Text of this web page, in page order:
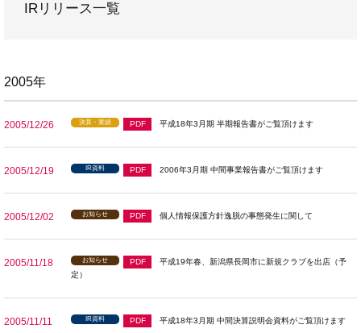
IRリリース一覧
2005年
2005/12/26 決算・業績 PDF 平成18年3月期 半期報告書がご覧頂けます
2005/12/19 IR資料 PDF 2006年3月期 中間事業報告書がご覧頂けます
2005/12/02 お知らせ PDF 個人情報保護方針逸脱の事態発生に関して
2005/11/18 お知らせ PDF
平成19年春、新潟県長岡市に新規クラブを出店（予
定）
2005/11/11 IR資料 PDF 平成18年3月期 中間決算説明会資料がご覧頂けます